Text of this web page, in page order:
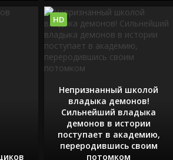
Непризнанный школой
владыка демонов!
Сильнейший владыка
демонов в истории
поступает в академию,
переродившись своим
потомком
HD